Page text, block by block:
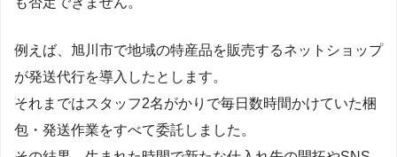
例えば、旭川市で地域の特産品を販売するネットショップ
が発送代行を導入したとします。
それまではスタッフ2名がかりで毎日数時間かけていた梱
包・発送作業をすべて委託しました。